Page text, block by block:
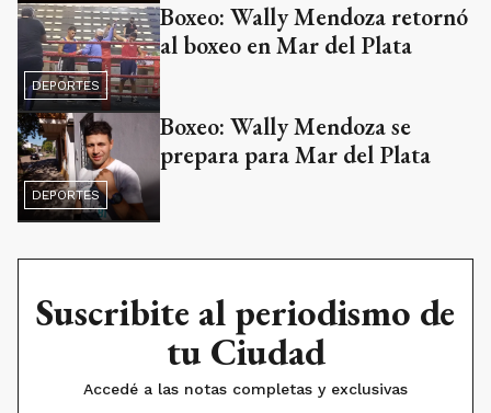
DEPORTES
Boxeo: Wally Mendoza retornó
al boxeo en Mar del Plata
DEPORTES
Boxeo: Wally Mendoza se
prepara para Mar del Plata
Suscribite al periodismo de
tu Ciudad
Accedé a las notas completas y exclusivas